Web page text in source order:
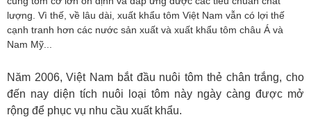
lượng. Vì thế, về lâu dài, xuất khẩu tôm Việt Nam vẫn có lợi thế
cạnh tranh hơn các nước sản xuất và xuất khẩu tôm châu Á và
Nam Mỹ...
Năm 2006, Việt Nam bắt đầu nuôi tôm thẻ chân trắng, cho
đến nay diện tích nuôi loại tôm này ngày càng được mở
rộng để phục vụ nhu cầu xuất khẩu.